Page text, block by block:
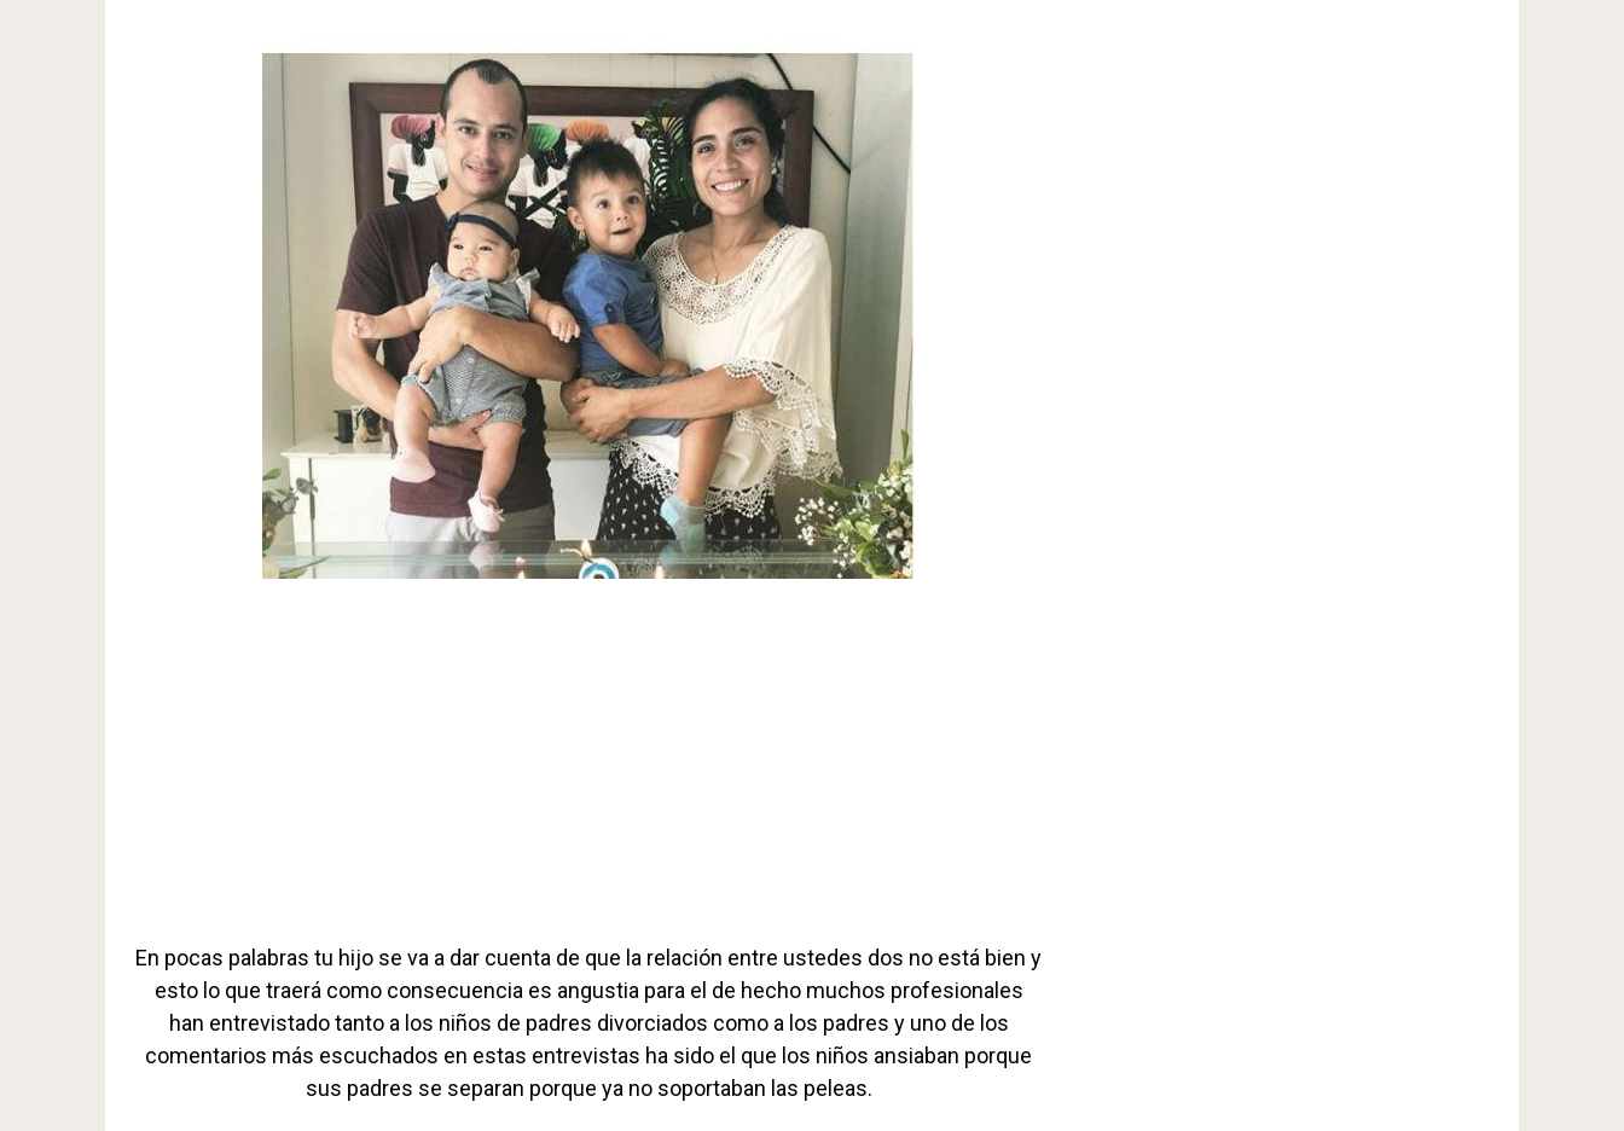
En pocas palabras tu hijo se va a dar cuenta de que la relación entre ustedes dos no está bien y
esto lo que traerá como consecuencia es angustia para el de hecho muchos profesionales
han entrevistado tanto a los niños de padres divorciados como a los padres y uno de los
comentarios más escuchados en estas entrevistas ha sido el que los niños ansiaban porque
sus padres se separan porque ya no soportaban las peleas.